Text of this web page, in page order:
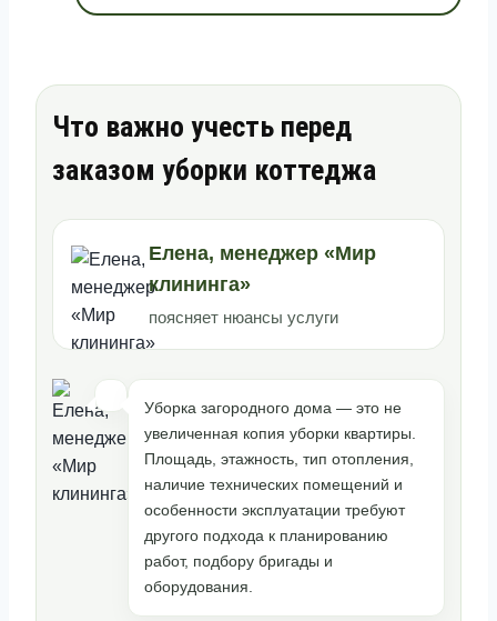
Что важно учесть перед
заказом уборки коттеджа
Елена, менеджер «Мир
клининга»
поясняет нюансы услуги
Уборка загородного дома — это не
увеличенная копия уборки квартиры.
Площадь, этажность, тип отопления,
наличие технических помещений и
особенности эксплуатации требуют
другого подхода к планированию
работ, подбору бригады и
оборудования.